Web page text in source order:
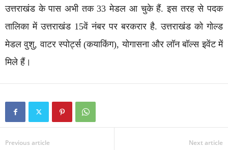
उत्तराखंड के पास अभी तक 33 मेडल आ चुके हैं. इस तरह से पदक
तालिका में उत्तराखंड 15वें नंबर पर बरकरार है. उत्तराखंड को गोल्ड
मेडल वुशु, वाटर स्पोर्ट्स (कयाकिंग), योगासना और लॉन बॉल्स इवेंट में
मिले हैं।
Previous article Next article